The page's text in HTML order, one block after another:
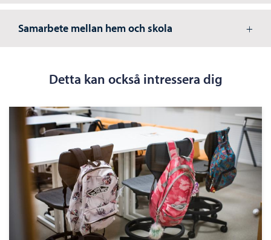
Samarbete mellan hem och skola
Detta kan också intressera dig